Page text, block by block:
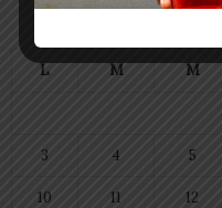
L M M
3 4 5
10 11 12